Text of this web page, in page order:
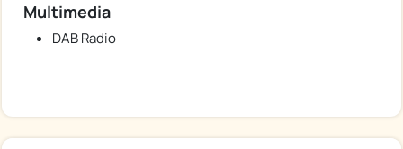
Multimedia
DAB Radio